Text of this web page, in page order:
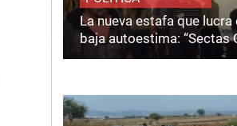
La nueva estafa que
baja autoestima: “Sectas